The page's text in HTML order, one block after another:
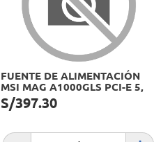
FUENTE DE ALIMENTACIÓN
MSI MAG A1000GLS PCI-E 5,
1000W, 80 PLUS GOLD,
FORMATO ATX.
S/397.30